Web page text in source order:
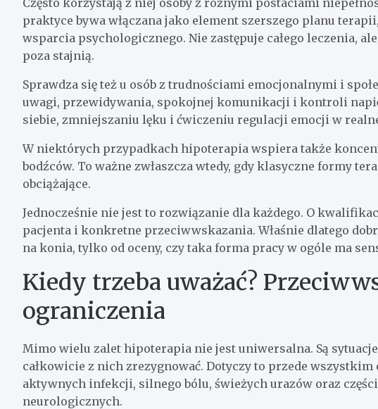
praktyce bywa włączana jako element szerszego planu
wsparcia psychologicznego. Nie zastępuje całego leczenia,
poza stajnią.
Sprawdza się też u osób z trudnościami emocjonalnymi i
uwagi, przewidywania, spokojnej komunikacji i kontroli
siebie, zmniejszaniu lęku i ćwiczeniu regulacji emocji w
W niektórych przypadkach hipoterapia wspiera także
bodźców. To ważne zwłaszcza wtedy, gdy klasyczne formy
obciążające.
Jednocześnie nie jest to rozwiązanie dla każdego. O
pacjenta i konkretne przeciwwskazania. Właśnie dlatego
na konia, tylko od oceny, czy taka forma pracy w ogóle ma
Kiedy trzeba uważać?
ograniczenia
Mimo wielu zalet hipoterapia nie jest uniwersalna. Są
całkowicie z nich zrezygnować. Dotyczy to przede
aktywnych infekcji, silnego bólu, świeżych urazów oraz
neurologicznych.